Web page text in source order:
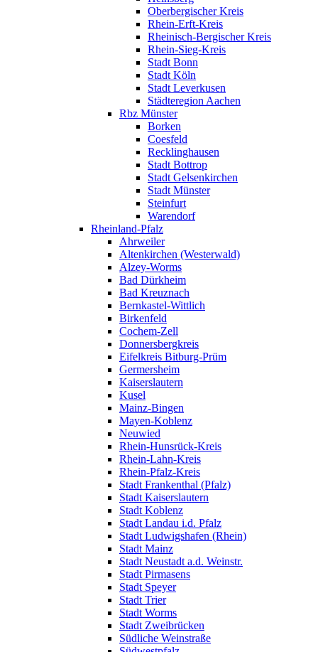
Oberbergischer Kreis
Rhein-Erft-Kreis
Rheinisch-Bergischer Kreis
Rhein-Sieg-Kreis
Stadt Bonn
Stadt Köln
Stadt Leverkusen
Städteregion Aachen
Rbz Münster
Borken
Coesfeld
Recklinghausen
Stadt Bottrop
Stadt Gelsenkirchen
Stadt Münster
Steinfurt
Warendorf
Rheinland-Pfalz
Ahrweiler
Altenkirchen (Westerwald)
Alzey-Worms
Bad Dürkheim
Bad Kreuznach
Bernkastel-Wittlich
Birkenfeld
Cochem-Zell
Donnersbergkreis
Eifelkreis Bitburg-Prüm
Germersheim
Kaiserslautern
Kusel
Mainz-Bingen
Mayen-Koblenz
Neuwied
Rhein-Hunsrück-Kreis
Rhein-Lahn-Kreis
Rhein-Pfalz-Kreis
Stadt Frankenthal (Pfalz)
Stadt Kaiserslautern
Stadt Koblenz
Stadt Landau i.d. Pfalz
Stadt Ludwigshafen (Rhein)
Stadt Mainz
Stadt Neustadt a.d. Weinstr.
Stadt Pirmasens
Stadt Speyer
Stadt Trier
Stadt Worms
Stadt Zweibrücken
Südliche Weinstraße